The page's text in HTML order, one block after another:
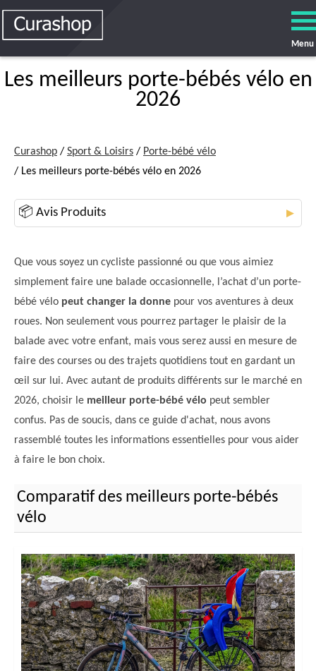
Menu
Les meilleurs porte-bébés vélo en
2026
Curashop / Sport & Loisirs / Porte-bébé vélo
/ Les meilleurs porte-bébés vélo en 2026
📦 Avis Produits ▼
Que vous soyez un cycliste passionné ou que vous aimiez
simplement faire une balade occasionnelle, l’achat d’un porte-
bébé vélo peut changer la donne pour vos aventures à deux
roues. Non seulement vous pourrez partager le plaisir de la
balade avec votre enfant, mais vous serez aussi en mesure de
faire des courses ou des trajets quotidiens tout en gardant un
œil sur lui. Avec autant de produits différents sur le marché en
2026, choisir le meilleur porte-bébé vélo peut sembler
confus. Pas de soucis, dans ce guide d'achat, nous avons
rassemblé toutes les informations essentielles pour vous aider
à faire le bon choix.
Comparatif des meilleurs porte-bébés
vélo